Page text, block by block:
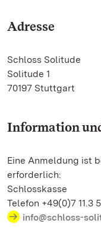
Adresse
Schloss Solitude
Solitude 1
70197 Stuttgart
Information
Eine Anmeldung ist
erforderlich:
Schlosskasse
Telefon +49(0)7 11.3
info@schloss-